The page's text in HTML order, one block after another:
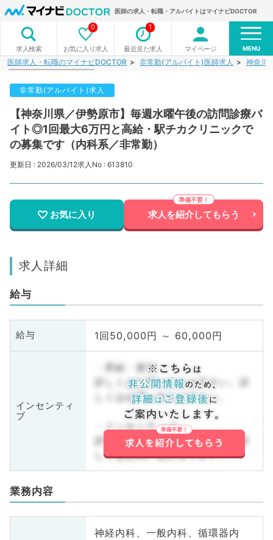
医師の求人・転職・アルバイトはマイナビDOCTOR
求人検索 お気に入り求人
0
最近見た求人
1
マイページ MENU
医師求人・転職のマイナビDOCTOR 非常勤(アルバイト)医師求人 神奈川
非常勤(アルバイト)求人
【神奈川県／伊勢原市】毎週水曜午後の訪問診療バ
イト◎1回最大6万円と高給・駅チカクリニックで
の募集です（内科系／非常勤）
更新日 : 2026/03/12求人No : 613810
お気に入り 求人を紹介してもらう
求人詳細
給与
給与 1回50,000円 ～ 60,000円
インセンティ
ブ
・昇給・賞与
詳しくはお問い合わせ下さい。詳
しくはお問い合わせ下さい。
・インセンティブ
詳しくはお問い合わせ下さい。詳
しくはお問い合わせ下さい。
業務内容
神経内科、一般内科、循環器内